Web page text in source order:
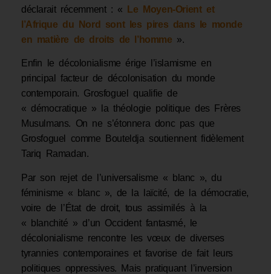
déclarait récemment : «
Le Moyen-Orient et
l’Afrique du Nord sont les pires dans le monde
en matière de droits de l’homme ».
Enfin le décolonialisme érige l’islamisme en
principal facteur de décolonisation du monde
contemporain. Grosfoguel qualifie de
« démocratique » la théologie politique des Frères
Musulmans. On ne s’étonnera donc pas que
Grosfoguel comme Bouteldja soutiennent fidèlement
Tariq Ramadan.
Par son rejet de l’universalisme « blanc », du
féminisme « blanc », de la laïcité, de la démocratie,
voire de l’État de droit, tous assimilés à la
« blanchité » d’un Occident fantasmé, le
décolonialisme rencontre les vœux de diverses
tyrannies contemporaines et favorise de fait leurs
politiques oppressives. Mais pratiquant l’inversion